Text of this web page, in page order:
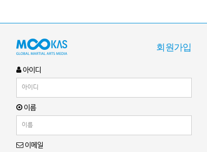
회원가입
아이디
이름
이메일